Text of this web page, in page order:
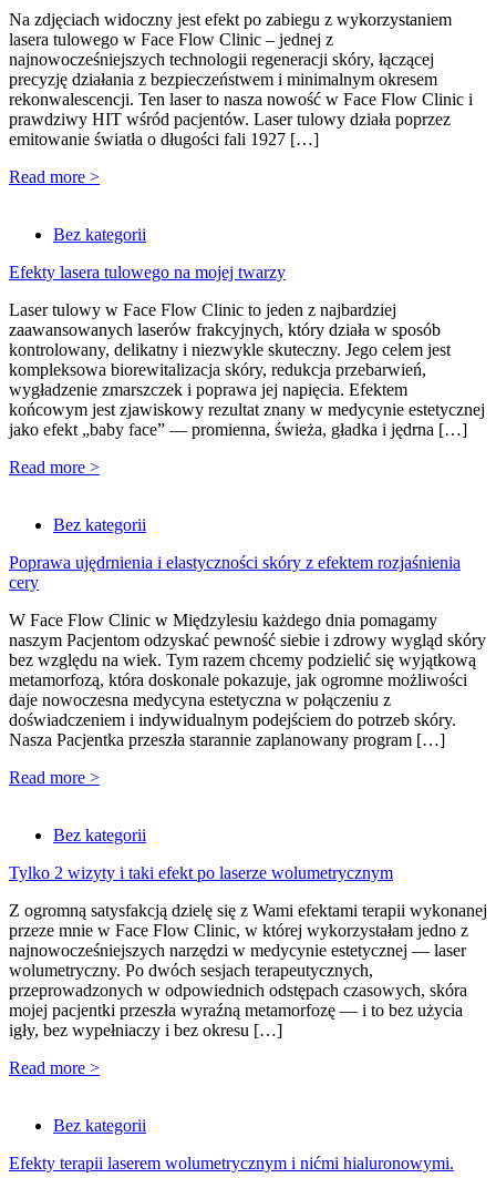
Na zdjęciach widoczny jest efekt po zabiegu z wykorzystaniem
lasera tulowego w Face Flow Clinic – jednej z
najnowocześniejszych technologii regeneracji skóry, łączącej
precyzję działania z bezpieczeństwem i minimalnym okresem
rekonwalescencji. Ten laser to nasza nowość w Face Flow Clinic i
prawdziwy HIT wśród pacjentów. Laser tulowy działa poprzez
emitowanie światła o długości fali 1927 […]
Read more >
Bez kategorii
Efekty lasera tulowego na mojej twarzy
Laser tulowy w Face Flow Clinic to jeden z najbardziej
zaawansowanych laserów frakcyjnych, który działa w sposób
kontrolowany, delikatny i niezwykle skuteczny. Jego celem jest
kompleksowa biorewitalizacja skóry, redukcja przebarwień,
wygładzenie zmarszczek i poprawa jej napięcia. Efektem
końcowym jest zjawiskowy rezultat znany w medycynie estetycznej
jako efekt „baby face” — promienna, świeża, gładka i jędrna […]
Read more >
Bez kategorii
Poprawa ujędrnienia i elastyczności skóry z efektem rozjaśnienia
cery
W Face Flow Clinic w Międzylesiu każdego dnia pomagamy
naszym Pacjentom odzyskać pewność siebie i zdrowy wygląd skóry
bez względu na wiek. Tym razem chcemy podzielić się wyjątkową
metamorfozą, która doskonale pokazuje, jak ogromne możliwości
daje nowoczesna medycyna estetyczna w połączeniu z
doświadczeniem i indywidualnym podejściem do potrzeb skóry.
Nasza Pacjentka przeszła starannie zaplanowany program […]
Read more >
Bez kategorii
Tylko 2 wizyty i taki efekt po laserze wolumetrycznym
Z ogromną satysfakcją dzielę się z Wami efektami terapii wykonanej
przeze mnie w Face Flow Clinic, w której wykorzystałam jedno z
najnowocześniejszych narzędzi w medycynie estetycznej — laser
wolumetryczny. Po dwóch sesjach terapeutycznych,
przeprowadzonych w odpowiednich odstępach czasowych, skóra
mojej pacjentki przeszła wyraźną metamorfozę — i to bez użycia
igły, bez wypełniaczy i bez okresu […]
Read more >
Bez kategorii
Efekty terapii laserem wolumetrycznym i nićmi hialuronowymi.